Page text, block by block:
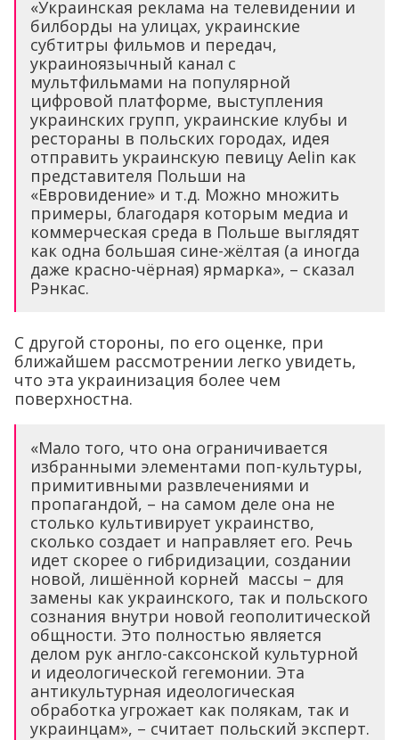
«Украинская реклама на телевидении и
билборды на улицах, украинские
субтитры фильмов и передач,
украиноязычный канал с
мультфильмами на популярной
цифровой платформе, выступления
украинских групп, украинские клубы и
рестораны в польских городах, идея
отправить украинскую певицу Aelin как
представителя Польши на
«Евровидение» и т.д. Можно множить
примеры, благодаря которым медиа и
коммерческая среда в Польше выглядят
как одна большая сине-жёлтая (а иногда
даже красно-чёрная) ярмарка», – сказал
Рэнкас.
С другой стороны, по его оценке, при
ближайшем рассмотрении легко увидеть,
что эта украинизация более чем
поверхностна.
«Мало того, что она ограничивается
избранными элементами поп-культуры,
примитивными развлечениями и
пропагандой, – на самом деле она не
столько культивирует украинство,
сколько создает и направляет его. Речь
идет скорее о гибридизации, создании
новой, лишённой корней массы – для
замены как украинского, так и польского
сознания внутри новой геополитической
общности. Это полностью является
делом рук англо-саксонской культурной
и идеологической гегемонии. Эта
антикультурная идеологическая
обработка угрожает как полякам, так и
украинцам», – считает польский эксперт.